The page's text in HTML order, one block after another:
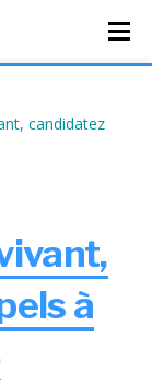
candidatez
à